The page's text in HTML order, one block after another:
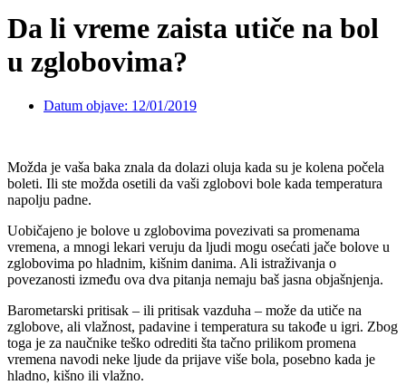
Da li vreme zaista utiče na bol
u zglobovima?
Datum objave: 12/01/2019
Možda je vaša baka znala da dolazi oluja kada su je kolena počela
boleti. Ili ste možda osetili da vaši zglobovi bole kada temperatura
napolju padne.
Uobičajeno je bolove u zglobovima povezivati sa promenama
vremena, a mnogi lekari veruju da ljudi mogu osećati jače bolove u
zglobovima po hladnim, kišnim danima. Ali istraživanja o
povezanosti između ova dva pitanja nemaju baš jasna objašnjenja.
Barometarski pritisak – ili pritisak vazduha – može da utiče na
zglobove, ali vlažnost, padavine i temperatura su takođe u igri. Zbog
toga je za naučnike teško odrediti šta tačno prilikom promena
vremena navodi neke ljude da prijave više bola, posebno kada je
hladno, kišno ili vlažno.